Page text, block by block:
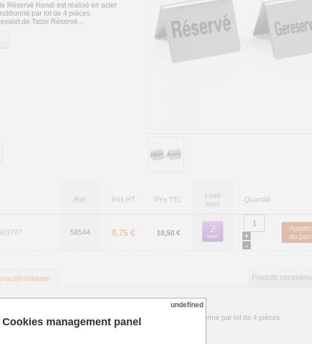
Réservé Hendi est réalisé en acier
par lot de 4 pièces.
de Table Réservé...
Ref. Prix HT Prix TTC
Livré
sous
Quantité
58544 8,75 € 10,50 €
+
-
Ajouter
au
Produits
de Table Réservé Hendi
Réservé Hendi est réalisé en acier inoxydable. Il est conditionné par lot de 4 pièces.
undefined
Cookies management panel